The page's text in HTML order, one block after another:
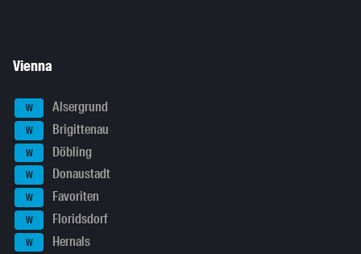
Vienna
W Alsergrund
W Brigittenau
W Döbling
W Donaustadt
W Favoriten
W Floridsdorf
W Hernals